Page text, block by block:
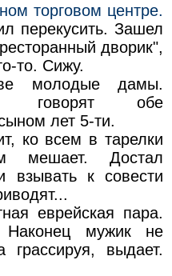
торговом центре.
перекусить. Зашел
дворик",
то. Сижу.
молодые дамы.
говорят обе
лет 5-ти.
ко всем в тарелки
мешает. Достал
взывать к совести
еврейская пара.
мужик не
грассируя, выдает.